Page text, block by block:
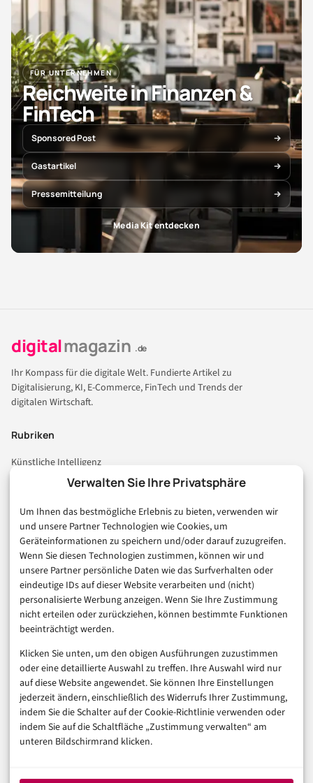
Verwalten Sie Ihre Privatsphäre
Um Ihnen das bestmögliche Erlebnis zu bieten, verwenden wir
und unsere Partner Technologien wie Cookies, um
Geräteinformationen zu speichern und/oder darauf zuzugreifen.
Wenn Sie diesen Technologien zustimmen, können wir und
unsere Partner persönliche Daten wie das Surfverhalten oder
eindeutige IDs auf dieser Website verarbeiten und (nicht)
personalisierte Werbung anzeigen. Wenn Sie Ihre Zustimmung
nicht erteilen oder zurückziehen, können bestimmte Funktionen
beeinträchtigt werden.
Klicken Sie unten, um den obigen Ausführungen zuzustimmen
oder eine detaillierte Auswahl zu treffen. Ihre Auswahl wird nur
auf diese Website angewendet. Sie können Ihre Einstellungen
jederzeit ändern, einschließlich des Widerrufs Ihrer Zustimmung,
indem Sie die Schalter auf der Cookie-Richtlinie verwenden oder
indem Sie auf die Schaltfläche „Zustimmung verwalten“ am
unteren Bildschirmrand klicken.
FÜR UNTERNEHMEN
Reichweite in Finanzen &
FinTech
Sponsored Post
Gastartikel
Pressemitteilung
Media Kit entdecken
digitalmagazin .de
Ihr Kompass für die digitale Welt. Fundierte Artikel zu
Digitalisierung, KI, E-Commerce, FinTech und Trends der
digitalen Wirtschaft.
Rubriken
Künstliche Intelligenz
Technologie & IT
Consumer & Digital Life
Marketing
Finanzen & FinTech
Business & Karriere
Sicherheit & Recht
Digitalisierung
Marketing
Magazin
Unsere Redaktion
Werbeformate & Media Kit
Rechtliches